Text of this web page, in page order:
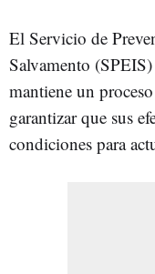
El Servicio de
Salvamento
mantiene un
garantizar que sus
condiciones para